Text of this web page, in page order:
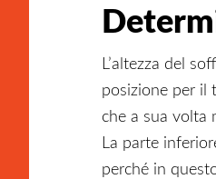
L’altezza del
posizione per il
che a sua volta
La parte
perché in